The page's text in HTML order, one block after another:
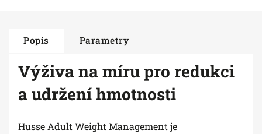
Popis Parametry
Výživa na míru pro redukci
a udržení hmotnosti
Husse Adult Weight Management je